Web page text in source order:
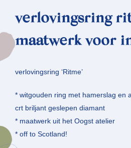
verlovingsring
maatwerk voor
verlovingsring ‘Ritme’
* witgouden ring met hamerslag en
crt briljant geslepen diamant
* maatwerk uit het Oogst atelier
* off to Scotland!